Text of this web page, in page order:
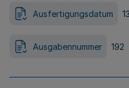
Ausfertigungsdatum
Ausgabennummer 192